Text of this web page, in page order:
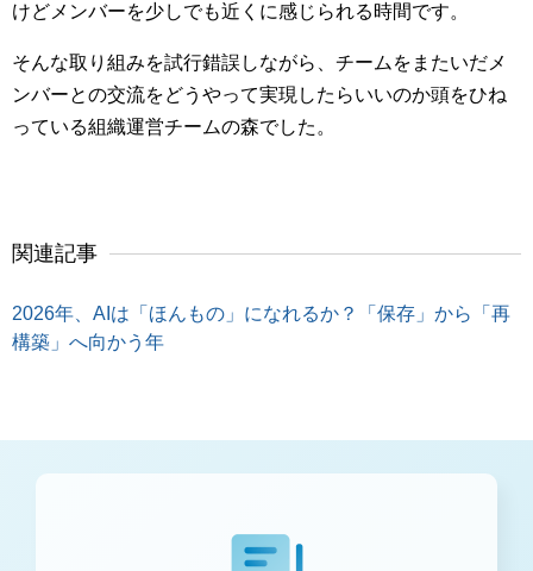
けどメンバーを少しでも近くに感じられる時間です。
そんな取り組みを試行錯誤しながら、チームをまたいだメ
ンバーとの交流をどうやって実現したらいいのか頭をひね
っている組織運営チームの森でした。
関連記事
2026年、AIは「ほんもの」になれるか？「保存」から「再
構築」へ向かう年